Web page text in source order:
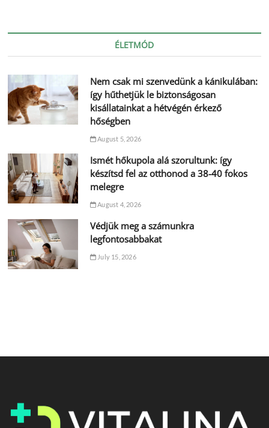
ÉLETMÓD
Nem csak mi szenvedünk a kánikulában:
így hűthetjük le biztonságosan
kisállatainkat a hétvégén érkező
hőségben
August 5, 2026
Ismét hőkupola alá szorultunk: így
készítsd fel az otthonod a 38-40 fokos
melegre
August 4, 2026
Védjük meg a számunkra
legfontosabbakat
July 15, 2026